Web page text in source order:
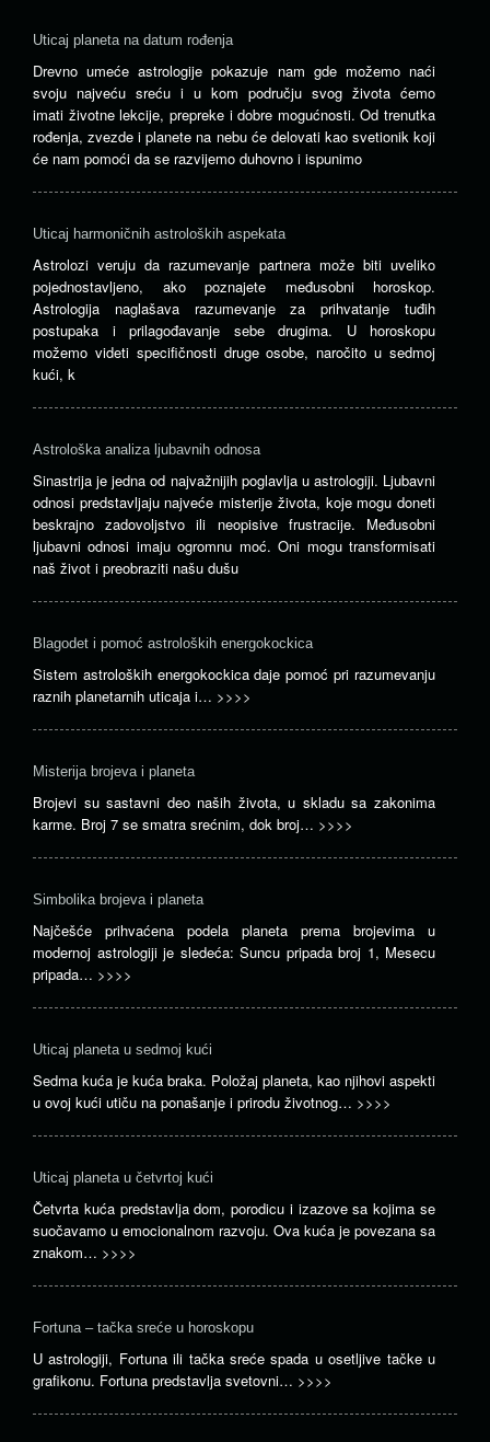
Uticaj planeta na datum rođenja
Drevno umeće astrologije pokazuje nam gde možemo naći
svoju najveću sreću i u kom području svog života ćemo
imati životne lekcije, prepreke i dobre mogućnosti. Od trenutka
rođenja, zvezde i planete na nebu će delovati kao svetionik koji
će nam pomoći da se razvijemo duhovno i ispunimo
Uticaj harmoničnih astroloških aspekata
Astrolozi veruju da razumevanje partnera može biti uveliko
pojednostavljeno, ako poznajete međusobni horoskop.
Astrologija naglašava razumevanje za prihvatanje tuđih
postupaka i prilagođavanje sebe drugima. U horoskopu
možemo videti specifičnosti druge osobe, naročito u sedmoj
kući, k
Astrološka analiza ljubavnih odnosa
Sinastrija je jedna od najvažnijih poglavlja u astrologiji. Ljubavni
odnosi predstavljaju najveće misterije života, koje mogu doneti
beskrajno zadovoljstvo ili neopisive frustracije. Međusobni
ljubavni odnosi imaju ogromnu moć. Oni mogu transformisati
naš život i preobraziti našu dušu
Blagodet i pomoć astroloških energokockica
Sistem astroloških energokockica daje pomoć pri razumevanju
raznih planetarnih uticaja i… >>>>
Misterija brojeva i planeta
Brojevi su sastavni deo naših života, u skladu sa zakonima
karme. Broj 7 se smatra srećnim, dok broj… >>>>
Simbolika brojeva i planeta
Najčešće prihvaćena podela planeta prema brojevima u
modernoj astrologiji je sledeća: Suncu pripada broj 1, Mesecu
pripada… >>>>
Uticaj planeta u sedmoj kući
Sedma kuća je kuća braka. Položaj planeta, kao njihovi aspekti
u ovoj kući utiču na ponašanje i prirodu životnog… >>>>
Uticaj planeta u četvrtoj kući
Četvrta kuća predstavlja dom, porodicu i izazove sa kojima se
suočavamo u emocionalnom razvoju. Ova kuća je povezana sa
znakom… >>>>
Fortuna – tačka sreće u horoskopu
U astrologiji, Fortuna ili tačka sreće spada u osetljive tačke u
grafikonu. Fortuna predstavlja svetovni… >>>>